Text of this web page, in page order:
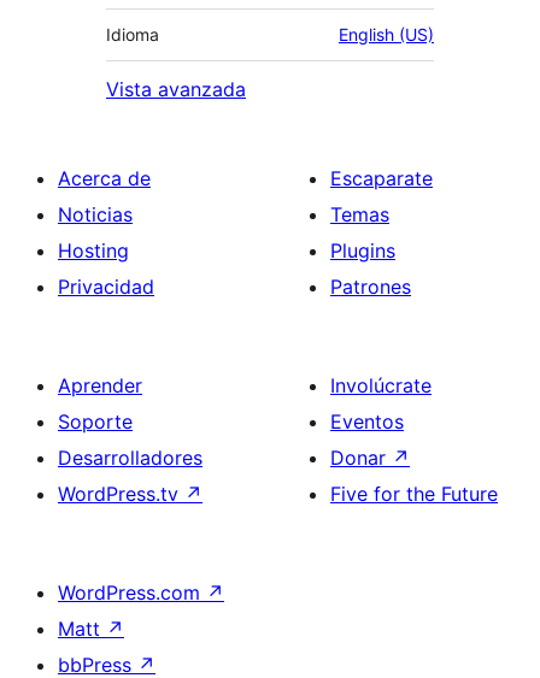
Idioma English (US)
Vista avanzada
Acerca de
Noticias
Hosting
Privacidad
Escaparate
Temas
Plugins
Patrones
Aprender
Soporte
Desarrolladores
WordPress.tv ↗
Involúcrate
Eventos
Donar ↗
Five for the Future
WordPress.com ↗
Matt ↗
bbPress ↗